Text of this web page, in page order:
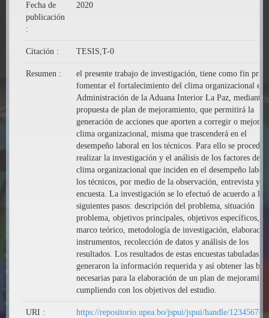
Fecha de
publicación
:
2020
Citación : TESIS;T-0
Resumen :
el presente trabajo de investigación, tiene como fin
fomentar el fortalecimiento del clima organizacional en
Administración de la Aduana Interior La Paz, mediante
propuesta de plan de mejoramiento, que permitirá la
generación de acciones que aporten a corregir o mejorar
clima organizacional, misma que trascenderá en el
desempeño laboral en los técnicos. Para ello se procedió
realizar la investigación y el análisis de los factores del
clima organizacional que inciden en el desempeño
los técnicos, por medio de la observación, entrevista y la
encuesta. La investigación se lo efectuó de acuerdo a los
siguientes pasos: descripción del problema, situación
problema, objetivos principales, objetivos específicos,
marco teórico, metodología de investigación,
instrumentos, recolección de datos y análisis de los
resultados. Los resultados de estas encuestas tabuladas
generaron la información requerida y así obtener las
necesarias para la elaboración de un plan de
cumpliendo con los objetivos del estudio.
URI : https://repositorio.upea.bo/jspui/jspui/handle/